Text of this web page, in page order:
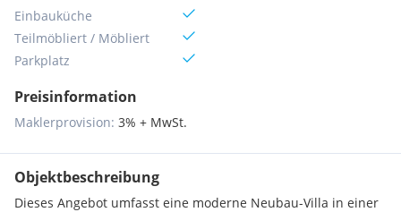
Einbauküche
Teilmöbliert / Möbliert
Parkplatz
Preisinformation
Maklerprovision: 3% + MwSt.
Objektbeschreibung
Dieses Angebot umfasst eine moderne Neubau-Villa in einer